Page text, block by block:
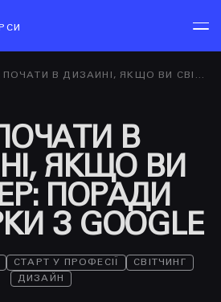
ЯК ПОЧАТИ В ДИЗАЙНІ, ЯКЩО ВИ СВІТЧЕР: ПОРАДИ МЕНТОРКИ З GOOGLE
В
ЯКЩО ВИ
ПОРАДИ
З GOOGLE
СТАРТ У ПРОФЕСІЇ
СВІТЧИНГ
ДИЗАЙН